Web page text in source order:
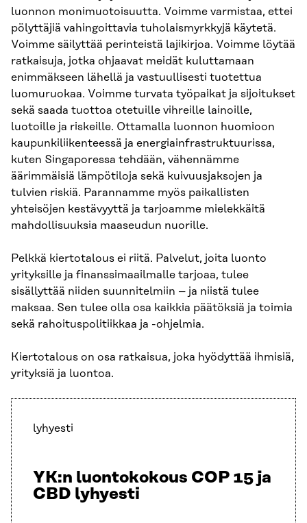
luonnon monimuotoisuutta. Voimme varmistaa, ettei
pölyttäjiä vahingoittavia tuholaismyrkkyjä käytetä.
Voimme säilyttää perinteistä lajikirjoa. Voimme löytää
ratkaisuja, jotka ohjaavat meidät kuluttamaan
enimmäkseen lähellä ja vastuullisesti tuotettua
luomuruokaa. Voimme turvata työpaikat ja sijoitukset
sekä saada tuottoa otetuille vihreille lainoille,
luotoille ja riskeille. Ottamalla luonnon huomioon
kaupunkiliikenteessä ja energiainfrastruktuurissa,
kuten Singaporessa tehdään, vähennämme
äärimmäisiä lämpötiloja sekä kuivuusjaksojen ja
tulvien riskiä. Parannamme myös paikallisten
yhteisöjen kestävyyttä ja tarjoamme mielekkäitä
mahdollisuuksia maaseudun nuorille.
Pelkkä kiertotalous ei riitä. Palvelut, joita luonto
yrityksille ja finanssimaailmalle tarjoaa, tulee
sisällyttää niiden suunnitelmiin – ja niistä tulee
maksaa. Sen tulee olla osa kaikkia päätöksiä ja toimia
sekä rahoituspolitiikkaa ja -ohjelmia.
Kiertotalous on osa ratkaisua, joka hyödyttää ihmisiä,
yrityksiä ja luontoa.
lyhyesti
YK:n luontokokous COP 15 ja
CBD lyhyesti